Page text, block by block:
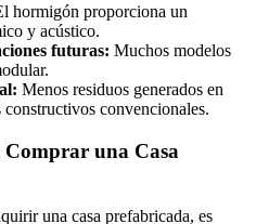
hormigón proporciona un
y acústico.
futuras: Muchos modelos
Menos residuos generados en
convencionales.
Comprar una Casa
una casa prefabricada, es